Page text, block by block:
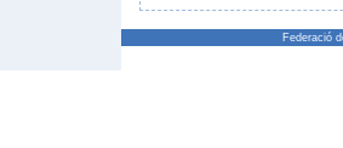
Federació